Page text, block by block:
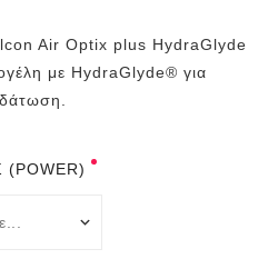
Air Optix plus HydraGlyde
με HydraGlyde® για
(POWER)